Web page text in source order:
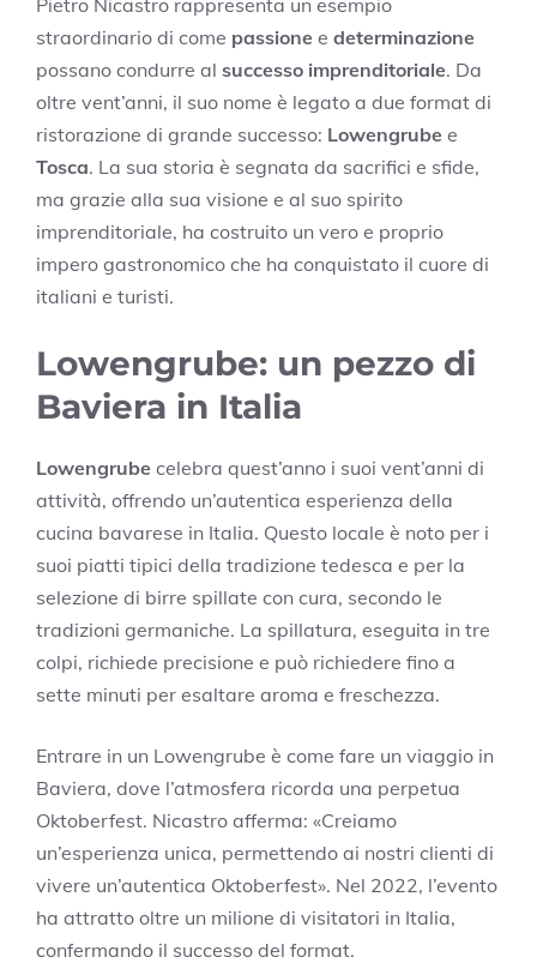
straordinario di come passione e determinazione
possano condurre al successo imprenditoriale. Da
oltre vent’anni, il suo nome è legato a due format di
ristorazione di grande successo: Lowengrube e
Tosca. La sua storia è segnata da sacrifici e sfide,
ma grazie alla sua visione e al suo spirito
imprenditoriale, ha costruito un vero e proprio
impero gastronomico che ha conquistato il cuore di
italiani e turisti.
Lowengrube: un pezzo di
Baviera in Italia
Lowengrube celebra quest’anno i suoi vent’anni di
attività, offrendo un’autentica esperienza della
cucina bavarese in Italia. Questo locale è noto per i
suoi piatti tipici della tradizione tedesca e per la
selezione di birre spillate con cura, secondo le
tradizioni germaniche. La spillatura, eseguita in tre
colpi, richiede precisione e può richiedere fino a
sette minuti per esaltare aroma e freschezza.
Entrare in un Lowengrube è come fare un viaggio in
Baviera, dove l’atmosfera ricorda una perpetua
Oktoberfest. Nicastro afferma: «Creiamo
un’esperienza unica, permettendo ai nostri clienti di
vivere un’autentica Oktoberfest». Nel 2022, l’evento
ha attratto oltre un milione di visitatori in Italia,
confermando il successo del format.